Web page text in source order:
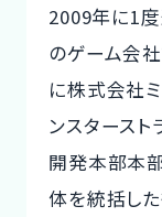
2009年に1
のゲーム会
に株式会社
ンスタースト
開発本部本
体を統括し